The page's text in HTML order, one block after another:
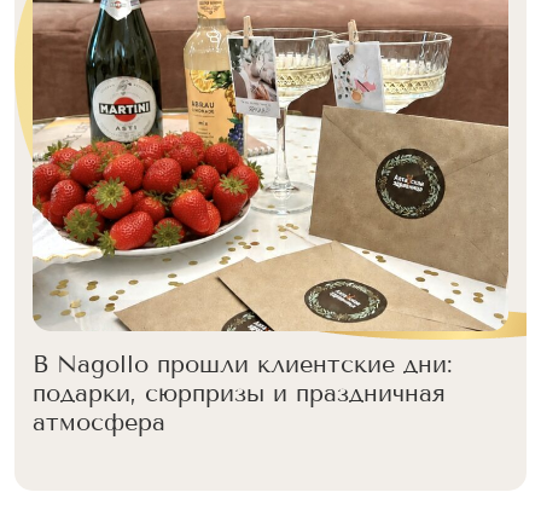
В Nagollo прошли клиентские дни:
подарки, сюрпризы и праздничная
атмосфера